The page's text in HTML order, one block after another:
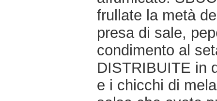
frullate la metà
presa di sale,
condimento al
DISTRIBUITE in
e i chicchi di